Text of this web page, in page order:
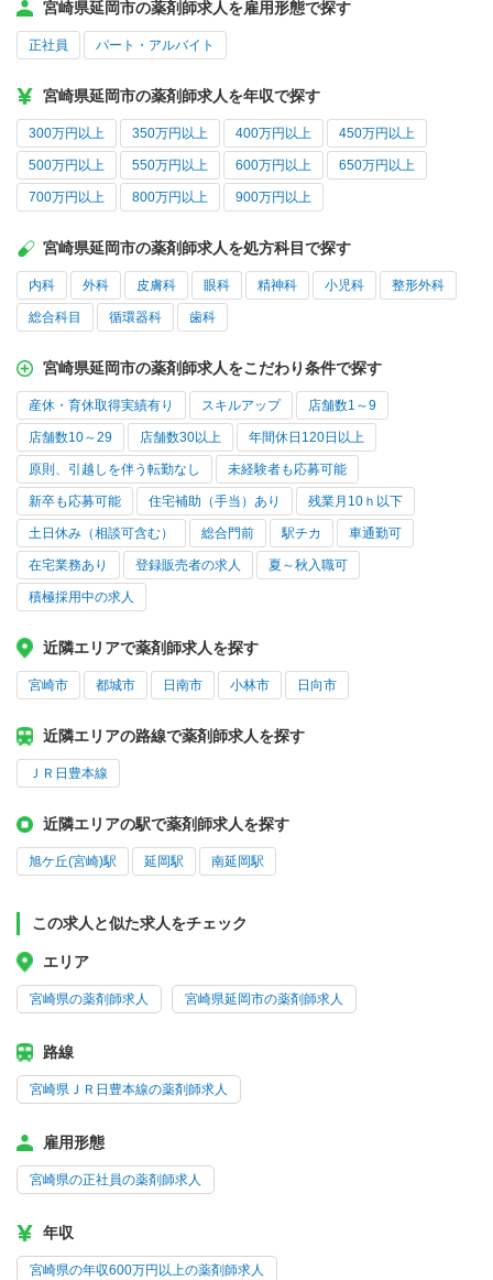
宮崎県延岡市の薬剤師求人を雇用形態で探す
正社員 パート・アルバイト
宮崎県延岡市の薬剤師求人を年収で探す
300万円以上 350万円以上 400万円以上 450万円以上
500万円以上 550万円以上 600万円以上 650万円以上
700万円以上 800万円以上 900万円以上
宮崎県延岡市の薬剤師求人を処方科目で探す
内科 外科 皮膚科 眼科 精神科 小児科 整形外科
総合科目 循環器科 歯科
宮崎県延岡市の薬剤師求人をこだわり条件で探す
産休・育休取得実績有り スキルアップ 店舗数1～9
店舗数10～29 店舗数30以上 年間休日120日以上
原則、引越しを伴う転勤なし 未経験者も応募可能
新卒も応募可能 住宅補助（手当）あり 残業月10ｈ以下
土日休み（相談可含む） 総合門前 駅チカ 車通勤可
在宅業務あり 登録販売者の求人 夏～秋入職可
積極採用中の求人
近隣エリアで薬剤師求人を探す
宮崎市 都城市 日南市 小林市 日向市
近隣エリアの路線で薬剤師求人を探す
ＪＲ日豊本線
近隣エリアの駅で薬剤師求人を探す
旭ケ丘(宮崎)駅 延岡駅 南延岡駅
この求人と似た求人をチェック
エリア
宮崎県の薬剤師求人 宮崎県延岡市の薬剤師求人
路線
宮崎県ＪＲ日豊本線の薬剤師求人
雇用形態
宮崎県の正社員の薬剤師求人
年収
宮崎県の年収600万円以上の薬剤師求人